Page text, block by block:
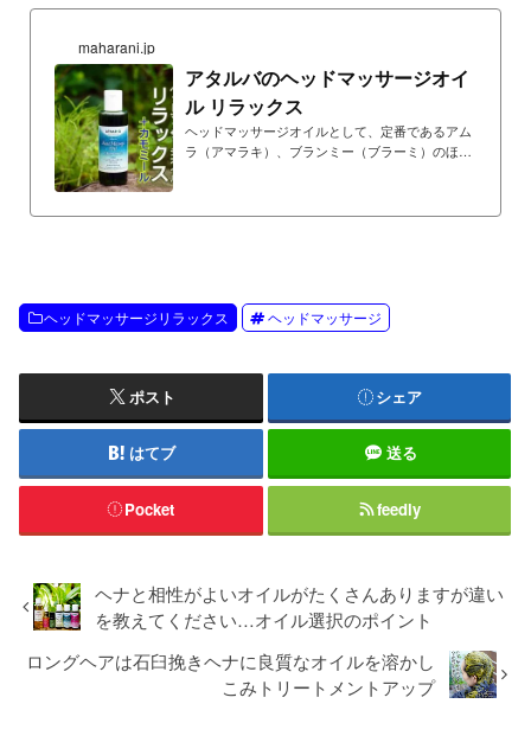
maharani.jp
アタルバのヘッドマッサージオイ
ル リラックス
ヘッドマッサージオイルとして、定番であるアム
ラ（アマラキ）、ブランミー（ブラーミ）のほ
ヘッドマッサージリラックス ヘッドマッサージ
ポスト シェア
はてブ 送る
Pocket feedly
ヘナと相性がよいオイルがたくさんありますが違い
を教えてください…オイル選択のポイント
ロングヘアは石臼挽きヘナに良質なオイルを溶かし
こみトリートメントアップ